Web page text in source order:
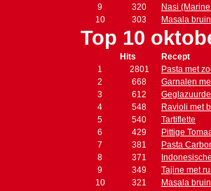
9
320
Nasi
10
303 Masala
Top 10
Hits
Recept
1
2801
Pasta met
2
668
Garnalen
3
612
4
548
Ravioli met
5
540
Tartiflette
6
429
Pittige
7
381
Pasta
8
371
9
349
Tajine met
10
321 Masala